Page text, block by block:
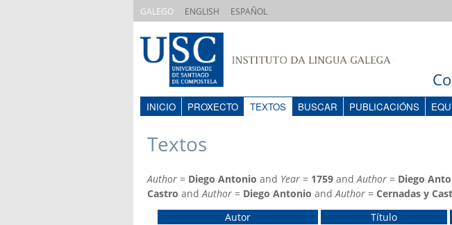
GALEGO ENGLISH ESPAÑOL
INICIO PROXECTO TEXTOS BUSCAR PUBLICACIÓNS
Textos
Author = Diego Antonio and Year = 1759 and Author = Diego
Castro and Author = Diego Antonio and Author = Cernadas y
Autor
Título